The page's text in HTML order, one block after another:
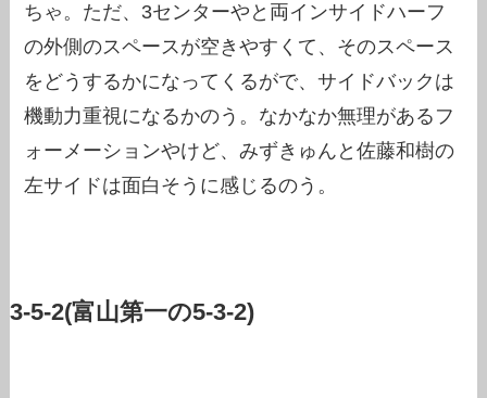
ちゃ。ただ、3センターやと両インサイドハーフ
の外側のスペースが空きやすくて、そのスペース
をどうするかになってくるがで、サイドバックは
機動力重視になるかのう。なかなか無理があるフ
ォーメーションやけど、みずきゅんと佐藤和樹の
左サイドは面白そうに感じるのう。
3-5-2(富山第一の5-3-2)